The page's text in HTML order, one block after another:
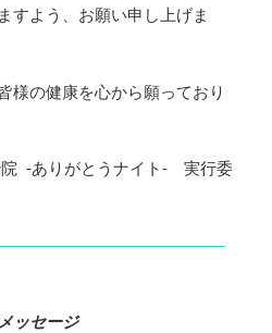
すよう、お願い申し上げま
様の健康を心から願っており
院 -ありがとうナイト- 実行委
ッセージ